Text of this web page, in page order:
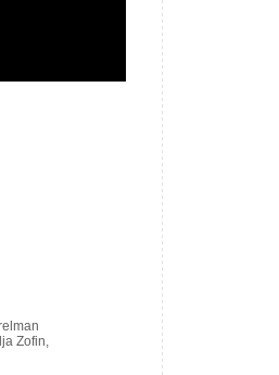
Ilja Zofin,